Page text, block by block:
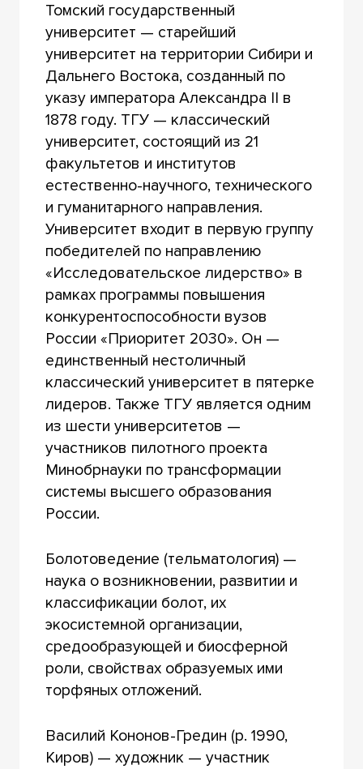
Томский государственный
университет — старейший
университет на территории Сибири и
Дальнего Востока, созданный по
указу императора Александра II в
1878 году. ТГУ — классический
университет, состоящий из 21
факультетов и институтов
естественно-научного, технического
и гуманитарного направления.
Университет входит в первую группу
победителей по направлению
«Исследовательское лидерство» в
рамках программы повышения
конкурентоспособности вузов
России «Приоритет 2030». Он —
единственный нестоличный
классический университет в пятерке
лидеров. Также ТГУ является одним
из шести университетов —
участников пилотного проекта
Минобрнауки по трансформации
системы высшего образования
России.
Болотоведение (тельматология) —
наука о возникновении, развитии и
классификации болот, их
экосистемной организации,
средообразующей и биосферной
роли, свойствах образуемых ими
торфяных отложений.
Василий Кононов-Гредин (р. 1990,
Киров) — художник — участник